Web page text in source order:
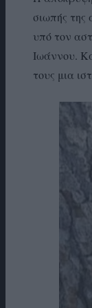
σιωπής της
υπό τον
Ιωάννου.
τους μια